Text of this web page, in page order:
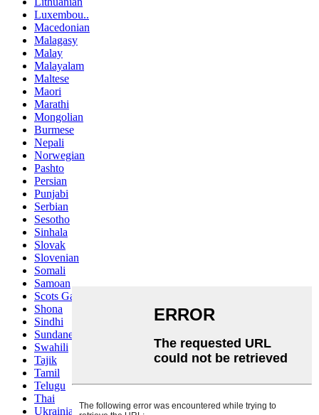
Luxembou..
Macedonian
Malagasy
Malay
Malayalam
Maltese
Maori
Marathi
Mongolian
Burmese
Nepali
Norwegian
Pashto
Persian
Punjabi
Serbian
Sesotho
Sinhala
Slovak
Slovenian
Somali
Samoan
Scots Gaelic
Shona
Sindhi
Sundanese
Swahili
Tajik
Tamil
Telugu
Thai
Ukrainian